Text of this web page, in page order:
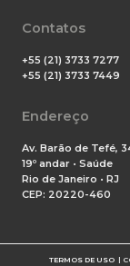
Contatos
+55 (21) 3733 7277
+55 (21) 3733 7449
Endereço
Av. Barão de Tefé,
19º andar • Saúde
Rio de Janeiro • RJ
CEP: 20220-460
TERMOS DE USO |